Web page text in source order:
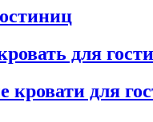
для
кровати для